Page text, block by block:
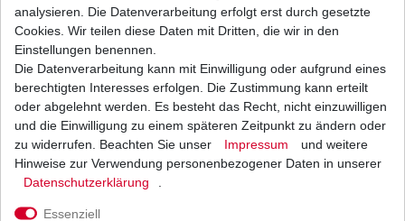
Tachowelle Yamaha div. Modelle 4001
UVP 8,44 € 7,66 € *
1 Stück | 7,66 € / Stück
inkl. ges. MwSt. zzgl.
analysieren. Die Datenverarbeitung erfolgt erst durch gesetzte
Cookies. Wir teilen diese Daten mit Dritten, die wir in den
Einstellungen benennen.
Die Datenverarbeitung kann mit Einwilligung oder aufgrund eines
berechtigten Interesses erfolgen. Die Zustimmung kann erteilt
oder abgelehnt werden. Es besteht das Recht, nicht einzuwilligen
und die Einwilligung zu einem späteren Zeitpunkt zu ändern oder
zu widerrufen. Beachten Sie unser
Impressum
und weitere
Hinweise zur Verwendung personenbezogener Daten in unserer
Daten­schutz­erklärung
Essenziell